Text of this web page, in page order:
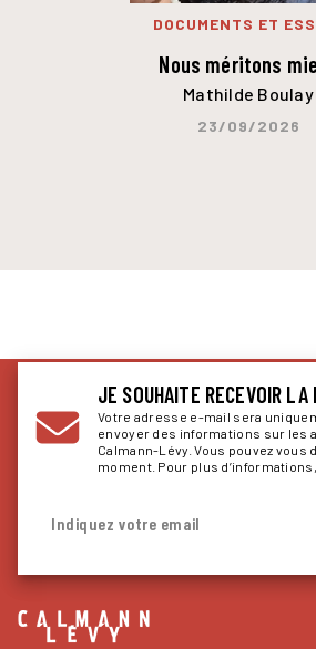
DOCUMENTS ET
Nous méritons
Mathilde Boulay
23/09/2026
JE SOUHAITE RECEVOIR
Votre adresse e-mail sera
envoyer des informations sur les
Calmann-Lévy. Vous pouvez
moment. Pour plus d’informations,
Indiquez votre email